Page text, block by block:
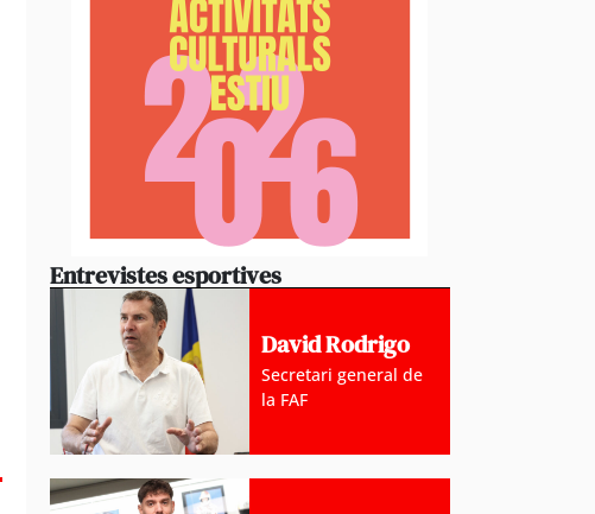
Entrevistes esportives
David Rodrigo
Secretari general de
la FAF